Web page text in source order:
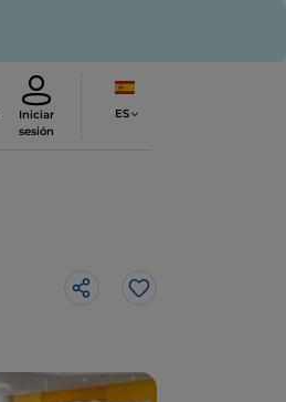
Iniciar
sesión
ES
Me gusta